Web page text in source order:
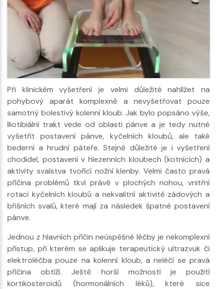
Při klinickém vyšetření je velmi důležité nahlížet na
pohybový aparát komplexně a nevyšetřovat pouze
samotný bolestivý kolenní kloub. Jak bylo popsáno výše,
Iliotibiální trakt vede od oblasti pánve a je tedy nutné
vyšetřit postavení pánve, kyčelních kloubů, ale také
bederní a hrudní páteře. Stejně důležité je i vyšetření
chodidel, postavení v hlezenních kloubech (kotnících) a
aktivity svalstva tvořící nožní klenby. Velmi často pravá
příčina problémů tkví právě v plochých nohou, vnitřní
rotaci kyčelních kloubů a nekvalitní aktivitě zádových a
břišních svalů, které mají za následek špatné postavení
pánve.
Jednou z hlavních příčin neúspěšné léčby je nekomplexní
přístup, při kterém se aplikuje terapeutický ultrazvuk či
elektroléčba pouze na kolenní kloub, a neléčí se pravá
příčina obtíží. Ještě horší možností je použití
kortikosteroidů (hormonálních léků), které sice